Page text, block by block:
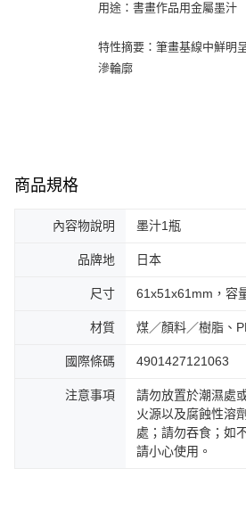
用途：書畫作品用金屬墨汁
特性摘要：筆畫基線中鮮明
滲輪廓
商品規格
內容物說明 墨汁1瓶
品牌地 日本
尺寸 61x51x61mm，容
材質 煤／顏料／樹脂、
國際條碼 4901427121063
注意事項
請勿放置於潮濕處
火源以及腐蝕性溶
處；請勿吞食；如
請小心使用。